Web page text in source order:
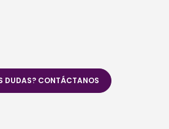
DUDAS? CONTÁCTANOS